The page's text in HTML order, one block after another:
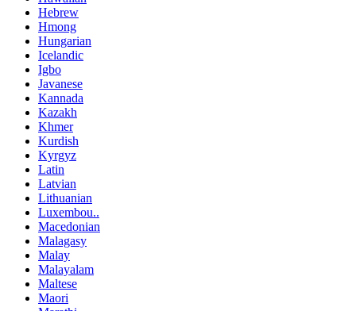
Hebrew
Hmong
Hungarian
Icelandic
Igbo
Javanese
Kannada
Kazakh
Khmer
Kurdish
Kyrgyz
Latin
Latvian
Lithuanian
Luxembou..
Macedonian
Malagasy
Malay
Malayalam
Maltese
Maori